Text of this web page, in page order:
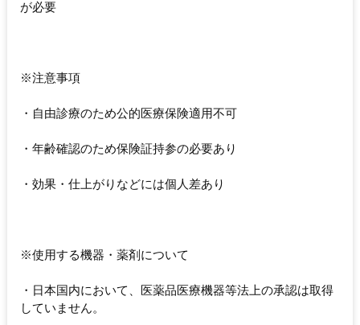
が必要
※注意事項
・自由診療のため公的医療保険適用不可
・年齢確認のため保険証持参の必要あり
・効果・仕上がりなどには個人差あり
※使用する機器・薬剤について
・日本国内において、医薬品医療機器等法上の承認は取得
していません。